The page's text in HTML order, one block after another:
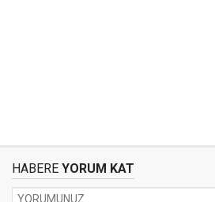
HABERE YORUM KAT